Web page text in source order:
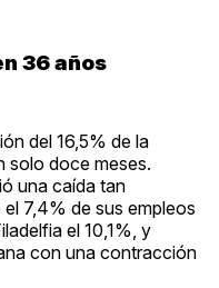
36 años
del 16,5% de la
solo doce meses.
una caída tan
7,4% de sus empleos
el 10,1%, y
con una contracción